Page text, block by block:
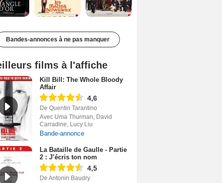
Bandes-annonces à ne pas manquer
films à l'affiche
Kill Bill: The Whole Bloody
Affair
4,6
De Quentin Tarantino
Avec Uma Thurman, David
Carradine, Lucy Liu
Bande-annonce
La Bataille de Gaulle - Partie
2 : J’écris ton nom
4,5
De Antonin Baudry